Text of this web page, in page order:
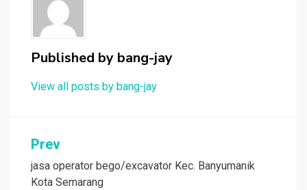
Published by bang-jay
View all posts by bang-jay
Post
navigation
Prev
jasa operator bego/excavator Kec. Banyumanik
Kota Semarang